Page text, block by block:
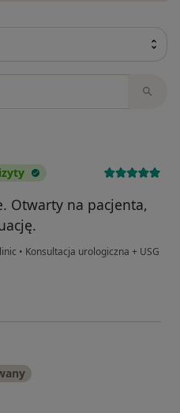
Otwarty na pacjenta,
• Konsultacja urologiczna + USG